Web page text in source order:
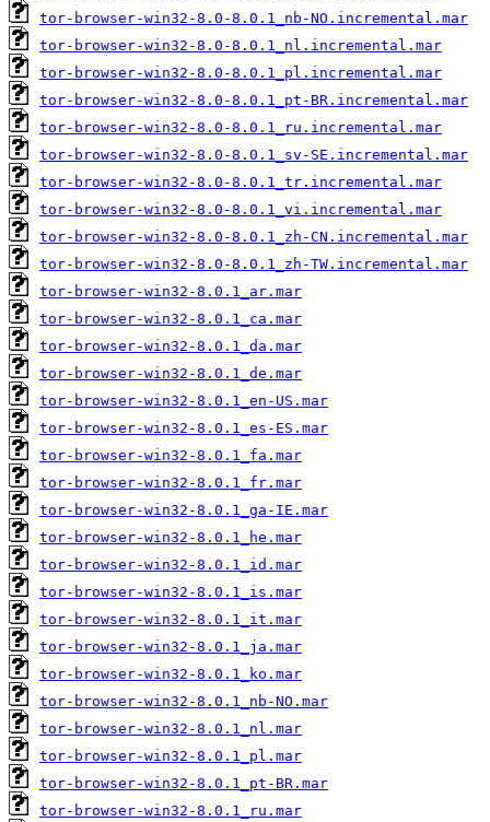
tor-browser-win32-8.0-8.0.1_nb-NO.incremental.mar
tor-browser-win32-8.0-8.0.1_nl.incremental.mar
tor-browser-win32-8.0-8.0.1_pl.incremental.mar
tor-browser-win32-8.0-8.0.1_pt-BR.incremental.mar
tor-browser-win32-8.0-8.0.1_ru.incremental.mar
tor-browser-win32-8.0-8.0.1_sv-SE.incremental.mar
tor-browser-win32-8.0-8.0.1_tr.incremental.mar
tor-browser-win32-8.0-8.0.1_vi.incremental.mar
tor-browser-win32-8.0-8.0.1_zh-CN.incremental.mar
tor-browser-win32-8.0-8.0.1_zh-TW.incremental.mar
tor-browser-win32-8.0.1_ar.mar
tor-browser-win32-8.0.1_ca.mar
tor-browser-win32-8.0.1_da.mar
tor-browser-win32-8.0.1_de.mar
tor-browser-win32-8.0.1_en-US.mar
tor-browser-win32-8.0.1_es-ES.mar
tor-browser-win32-8.0.1_fa.mar
tor-browser-win32-8.0.1_fr.mar
tor-browser-win32-8.0.1_ga-IE.mar
tor-browser-win32-8.0.1_he.mar
tor-browser-win32-8.0.1_id.mar
tor-browser-win32-8.0.1_is.mar
tor-browser-win32-8.0.1_it.mar
tor-browser-win32-8.0.1_ja.mar
tor-browser-win32-8.0.1_ko.mar
tor-browser-win32-8.0.1_nb-NO.mar
tor-browser-win32-8.0.1_nl.mar
tor-browser-win32-8.0.1_pl.mar
tor-browser-win32-8.0.1_pt-BR.mar
tor-browser-win32-8.0.1_ru.mar